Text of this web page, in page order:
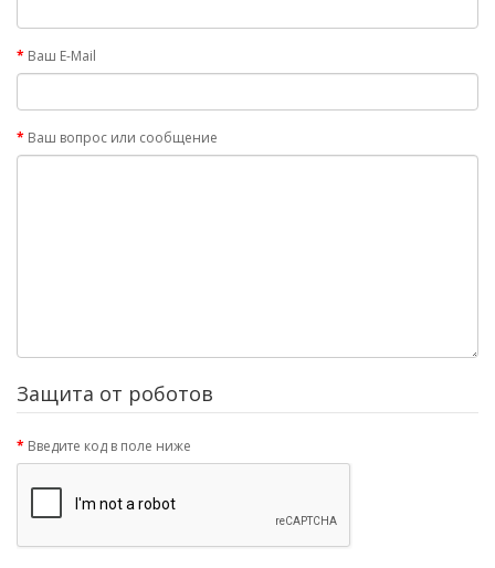
Ваш E-Mail
Ваш вопрос или сообщение
Защита от роботов
Введите код в поле ниже